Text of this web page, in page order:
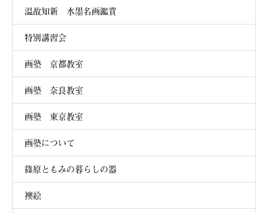
温故知新 水墨名画鑑賞
特別講習会
画塾 京都教室
画塾 奈良教室
画塾 東京教室
画塾について
篠原ともみの暮らしの器
襖絵